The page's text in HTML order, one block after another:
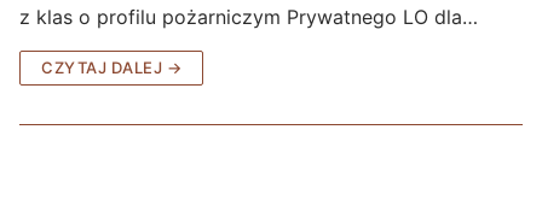
z klas o profilu pożarniczym Prywatnego LO dla…
CZYTAJ DALEJ →